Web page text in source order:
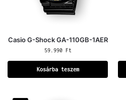
Casio G-Shock GA-110GB-1AER
59.990 Ft
Kosárba teszem